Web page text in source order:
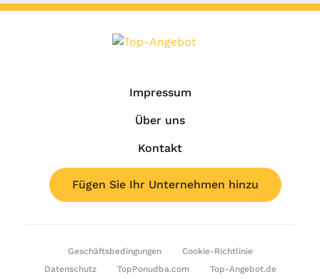
Impressum
Über uns
Kontakt
Fügen Sie Ihr Unternehmen hinzu
Geschäftsbedingungen
Cookie-Richtlinie
Datenschutz
TopPonudba.com Top-Angebot.de